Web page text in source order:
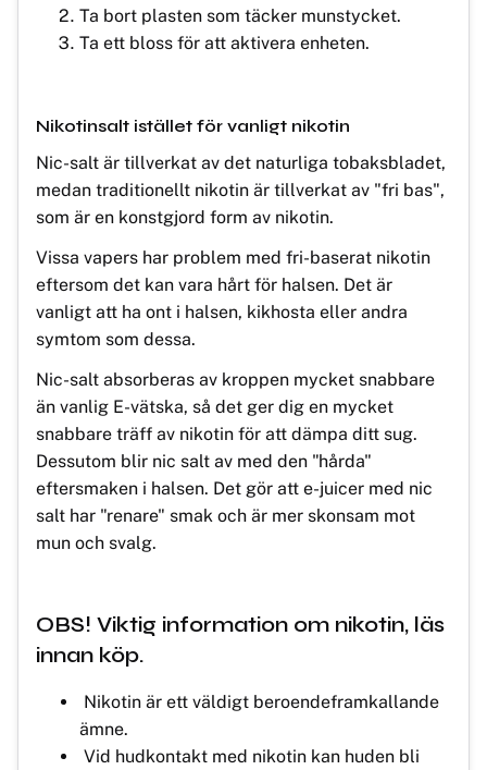
Ta bort plasten som täcker munstycket.
Ta ett bloss för att aktivera enheten.
Nikotinsalt istället för vanligt nikotin
Nic-salt är tillverkat av det naturliga tobaksbladet,
medan traditionellt nikotin är tillverkat av "fri bas",
som är en konstgjord form av nikotin.
Vissa vapers har problem med fri-baserat nikotin
eftersom det kan vara hårt för halsen. Det är
vanligt att ha ont i halsen, kikhosta eller andra
symtom som dessa.
Nic-salt absorberas av kroppen mycket snabbare
än vanlig E-vätska, så det ger dig en mycket
snabbare träff av nikotin för att dämpa ditt sug.
Dessutom blir nic salt av med den "hårda"
eftersmaken i halsen. Det gör att e-juicer med nic
salt har "renare" smak och är mer skonsam mot
mun och svalg.
OBS! Viktig information om nikotin, läs
innan köp.
Nikotin är ett väldigt beroendeframkallande
ämne.
Vid hudkontakt med nikotin kan huden bli